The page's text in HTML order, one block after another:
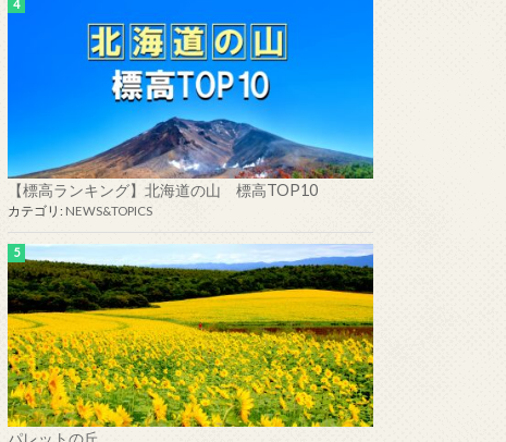
【標高ランキング】北海道の山 標高TOP10
カテゴリ: NEWS&TOPICS